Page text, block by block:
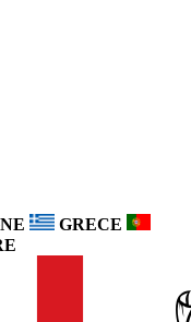
GRECE